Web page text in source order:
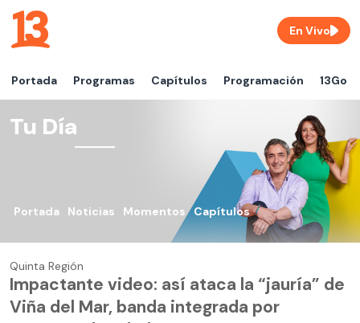
Portada Programas Capítulos Programación 13Go
En Vivo
Tu Día
Portada Noticias Momentos Capítulos
Quinta Región
Impactante video: así ataca la “jauría” de
Viña del Mar, banda integrada por